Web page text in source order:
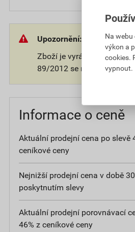
Upozornění:
Zboží je vyráběno na
89/2012 se na takové
Informace o ceně
Aktuální prodejní cena po slevě
ceníkové ceny
Nejnižší prodejní cena v době
poskytnutím slevy
Aktuální prodejní porovnávací
46% z ceníkové ceny
Na
výkon a
cookies.
vypnout.